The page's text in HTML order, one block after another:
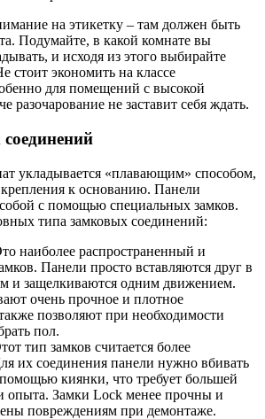
на этикетку – там должен быть
Подумайте, в какой комнате вы
и исходя из этого выбирайте
стоит экономить на классе
для помещений с высокой
разочарование не заставит себя ждать.
укладывается «плавающим» способом,
крепления к основанию. Панели
с помощью специальных замков.
типа замковых соединений:
наиболее распространенный и
Панели просто вставляются друг в
и защелкиваются одним движением.
очень прочное и плотное
позволяют при необходимости
пол.
тип замков считается более
их соединения панели нужно вбивать
киянки, что требует большей
опыта. Замки Lock менее прочны и
повреждениям при демонтаже.